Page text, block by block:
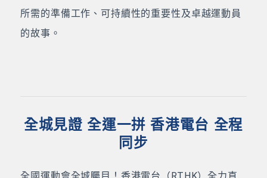
所需的準備工作、可持續性的重要性及卓越運動員
的故事。
全城見證 全運一拼 香港電台 全程
同步